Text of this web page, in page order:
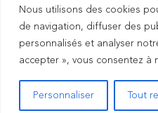
Nous utilisons des cookies
de navigation, diffuser des
personnalisés et analyser
accepter », vous consentez à
Personnaliser Tout